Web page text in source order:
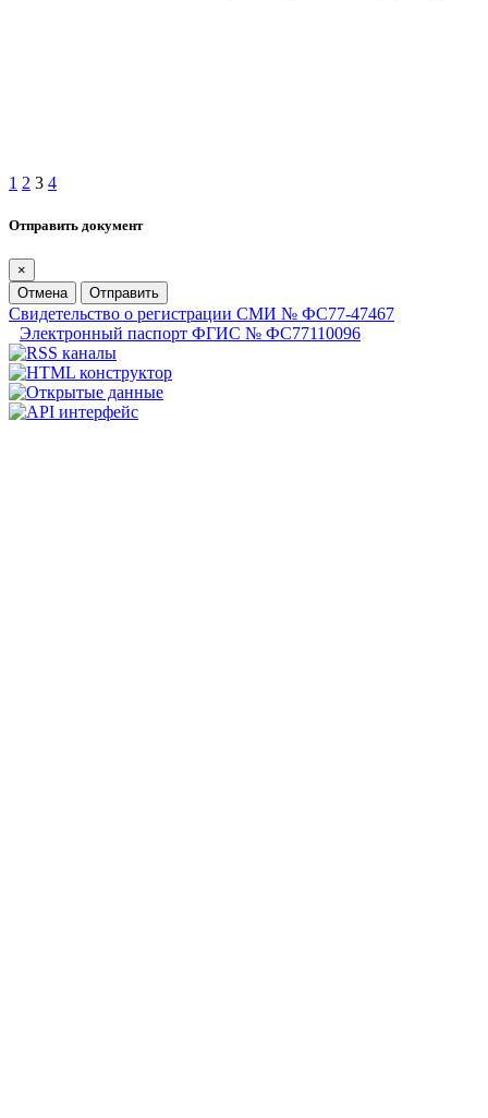
1 2 3 4
Отправить документ
×
Отмена
Отправить
Свидетельство о регистрации СМИ № ФС77-47467
Электронный паспорт ФГИС № ФС77110096